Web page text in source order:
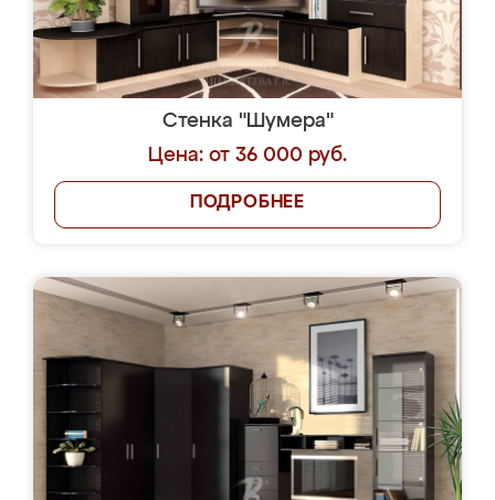
Стенка "Шумера"
Цена: от 36 000 руб.
ПОДРОБНЕЕ